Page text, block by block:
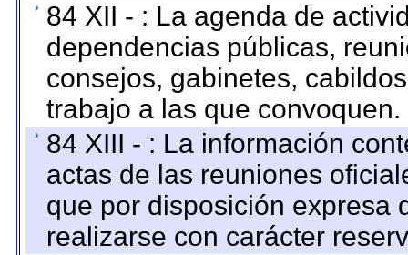
84 XII - : La agenda de
dependencias públicas,
consejos, gabinetes,
trabajo a las que convoquen.
84 XIII - : La información
actas de las reuniones
que por disposición expresa
realizarse con carácter